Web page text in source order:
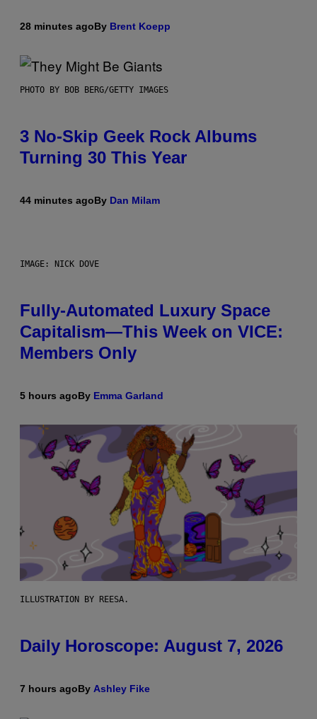
28 minutes agoBy Brent Koepp
PHOTO BY BOB BERG/GETTY IMAGES
3 No-Skip Geek Rock Albums
Turning 30 This Year
44 minutes agoBy Dan Milam
IMAGE: NICK DOVE
Fully-Automated Luxury Space
Capitalism—This Week on VICE:
Members Only
5 hours agoBy Emma Garland
ILLUSTRATION BY REESA.
Daily Horoscope: August 7, 2026
7 hours agoBy Ashley Fike